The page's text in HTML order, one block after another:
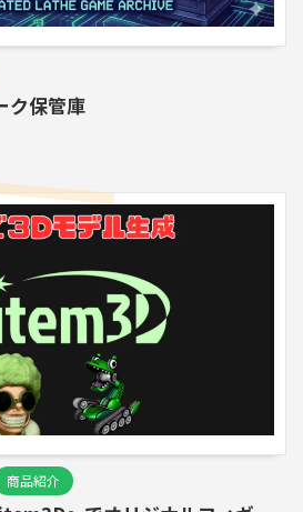
ク保管庫
商品紹介